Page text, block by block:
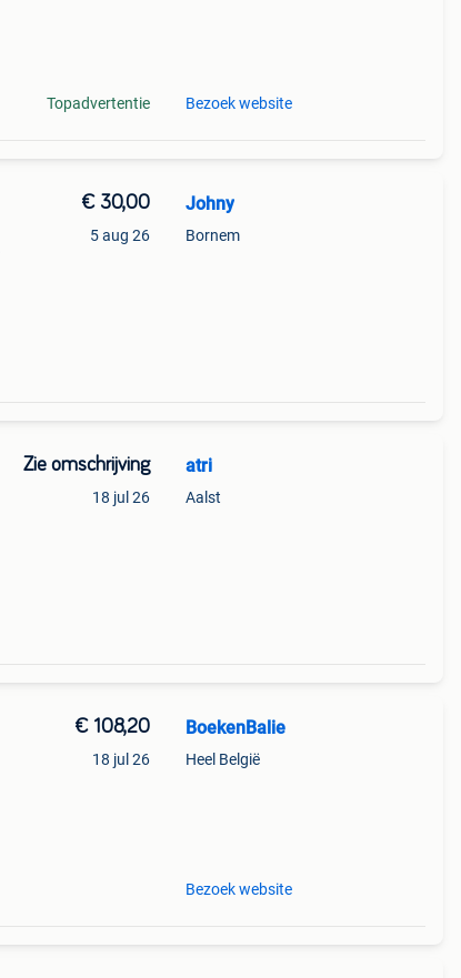
Topadvertentie Bezoek website
€ 30,00
5 aug 26
Johny
Bornem
Zie omschrijving
18 jul 26
atri
Aalst
€ 108,20
18 jul 26
BoekenBalie
Heel België
Bezoek website